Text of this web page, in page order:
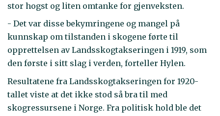
stor hogst og liten omtanke for gjenveksten.
- Det var disse bekymringene og mangel på
kunnskap om tilstanden i skogene førte til
opprettelsen av Landsskogtakseringen i 1919, som
den første i sitt slag i verden, forteller Hylen.
Resultatene fra Landsskogtakseringen for 1920-
tallet viste at det ikke stod så bra til med
skogressursene i Norge. Fra politisk hold ble det